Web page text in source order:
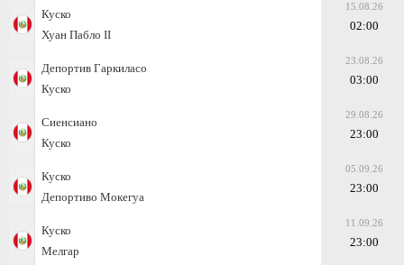
Куско
Хуан Пабло II
15.08.26
02:00
Депортив Гаркиласо
Куско
23.08.26
03:00
Сиенсиано
Куско
29.08.26
23:00
Куско
Депортиво Мокегуа
05.09.26
23:00
Куско
Мелгар
11.09.26
23:00